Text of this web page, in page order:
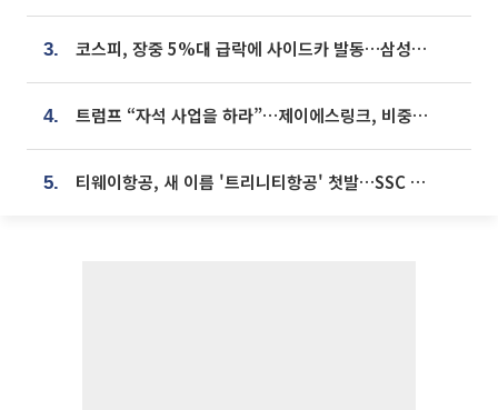
3. 코스피, 장중 5%대 급락에 사이드카 발동…삼성·SK 동반 폭락
4. 트럼프 “자석 사업을 하라”…제이에스링크, 비중국 영구자석 공급망 구축 속도
5. 티웨이항공, 새 이름 '트리니티항공' 첫발…SSC 전략 본격화